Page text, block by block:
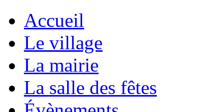
Accueil
Le village
La mairie
La salle des fêtes